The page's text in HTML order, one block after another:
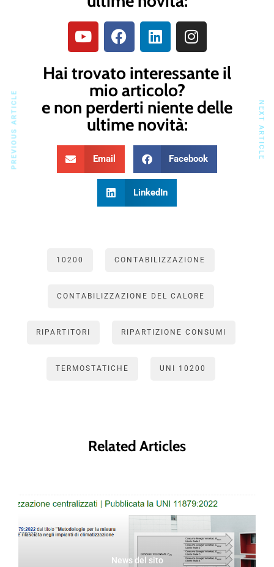
Hai trovato interessante il
mio articolo?
e non perderti niente delle
ultime novità:
Email Facebook
LinkedIn
10200 CONTABILIZZAZIONE
CONTABILIZZAZIONE DEL CALORE
RIPARTITORI RIPARTIZIONE CONSUMI
TERMOSTATICHE UNI 10200
Related Articles
News del sito
PREVIOUS ARTICLE NEXT ARTICLE